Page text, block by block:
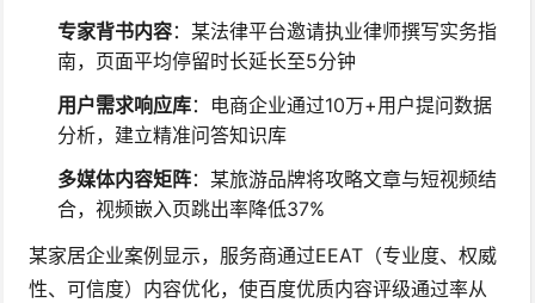
专家背书内容：某法律平台邀请执业律师撰写实务指
南，页面平均停留时长延长至5分钟
用户需求响应库：电商企业通过10万+用户提问数据
分析，建立精准问答知识库
多媒体内容矩阵：某旅游品牌将攻略文章与短视频结
合，视频嵌入页跳出率降低37%
某家居企业案例显示，服务商通过EEAT（专业度、权威
性、可信度）内容优化，使百度优质内容评级通过率从